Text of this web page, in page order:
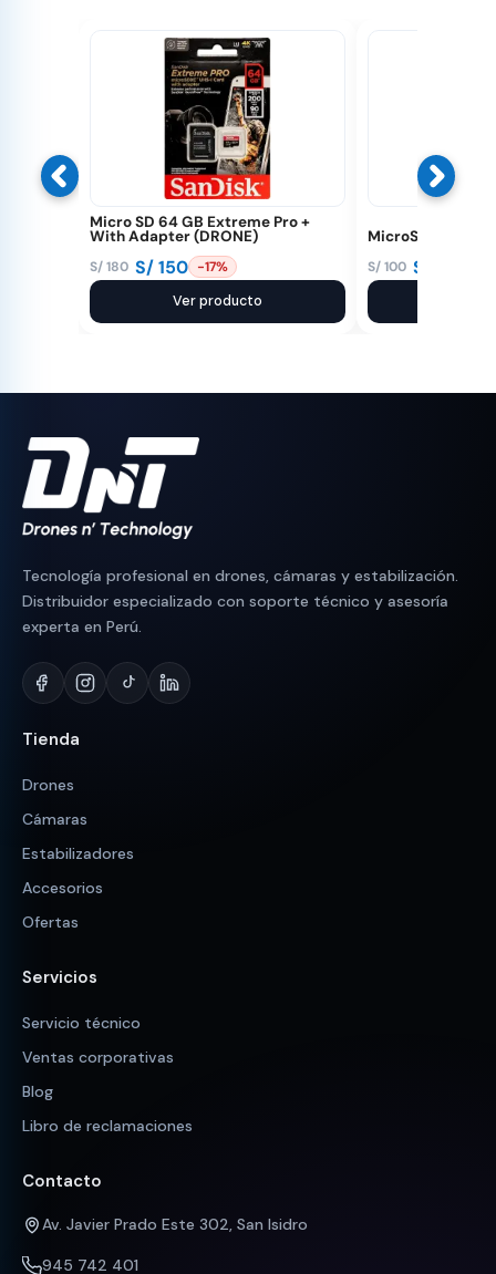
Micro SD 64 GB Extreme Pro +
With Adapter (DRONE)
S/180
El
original
S/150
El
actual
-17%
Ver producto
MicroSD
S/100
El
original
S/
El
actual
Tecnología profesional en drones, cámaras y estabilización.
Distribuidor especializado con soporte técnico y asesoría
experta en Perú.
Tienda
Drones
Cámaras
Estabilizadores
Accesorios
Ofertas
Servicios
Servicio técnico
Ventas corporativas
Blog
Libro de reclamaciones
Contacto
Av. Javier Prado Este 302, San Isidro
945 742 401